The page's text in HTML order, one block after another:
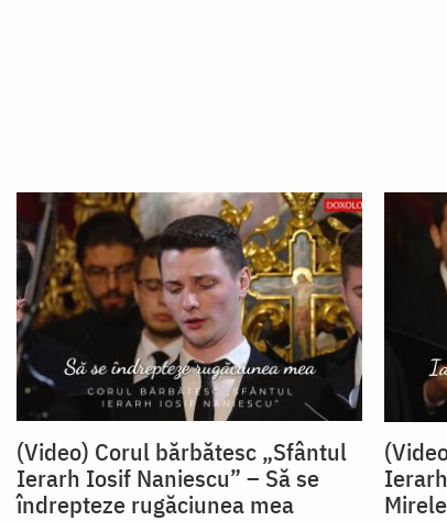
(Video) Corul bărbătesc „Sfântul
Ierarh Iosif Naniescu” – Să se
îndrepteze rugăciunea mea